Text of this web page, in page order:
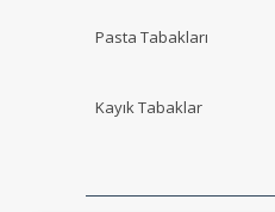
Pasta Tabakları
Kayık Tabaklar